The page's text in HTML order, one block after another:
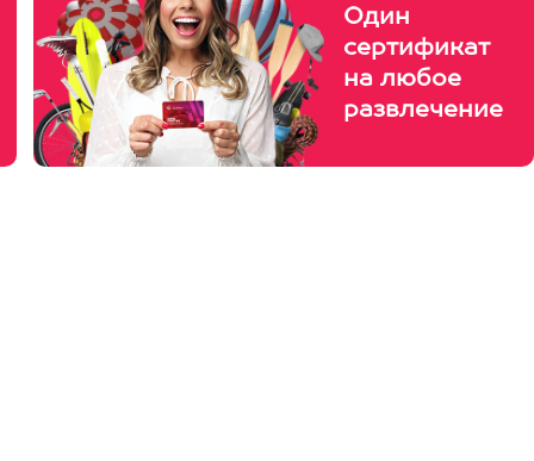
Один
сертификат
на любое
развлечение